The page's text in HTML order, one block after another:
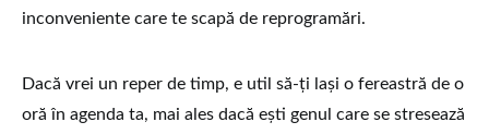
inconveniente care te scapă de reprogramări.
Dacă vrei un reper de timp, e util să-ți lași o fereastră de o
oră în agenda ta, mai ales dacă ești genul care se stresează